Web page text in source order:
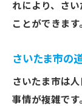
れにより、さ
ことができます
さいたま市の
さいたま市は
事情が複雑で